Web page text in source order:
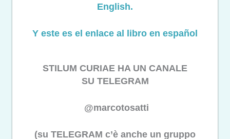
English.
Y este es el enlace al libro en español
STILUM CURIAE HA UN CANALE
SU TELEGRAM
@marcotosatti
(su TELEGRAM c’è anche un gruppo